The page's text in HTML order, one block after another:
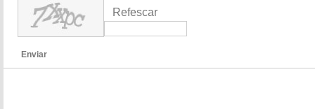
Refescar
Enviar